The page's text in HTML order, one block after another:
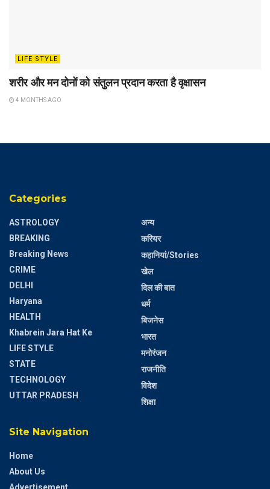
LIFE STYLE
शरीर और मन दोनों को संतुलन प्रदान करता है वृक्षासन
4 MONTHS AGO
Categories
ASTROLOGY
BREAKING
Breaking News
CRIME
DELHI
Haryana
HEALTH
Khabrein Jara Hat Ke
LIFE STYLE
STATE
TECHNOLOGY
UTTAR PRADESH
अन्य
करियर
कहानियां/Stories
खेल
दिल की बात
धर्म
बिजनेस
भारत
मनोरंजन
राजनीति
विदेश
शिक्षा
Site Navigation
Home
About Us